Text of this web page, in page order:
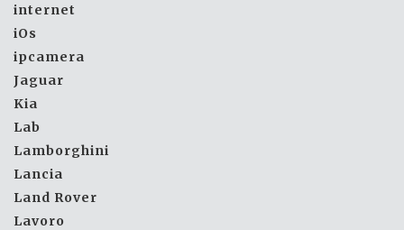
internet
iOs
ipcamera
Jaguar
Kia
Lab
Lamborghini
Lancia
Land Rover
Lavoro